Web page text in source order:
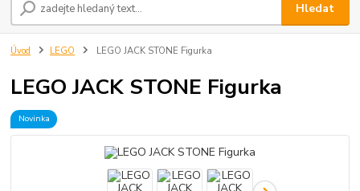
Hledat
Úvod LEGO LEGO JACK STONE Figurka
LEGO JACK STONE Figurka
Novinka